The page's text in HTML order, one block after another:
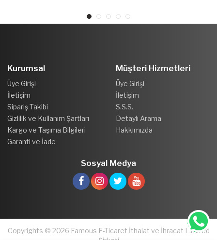
Kurumsal
Üye Girişi
İletişim
Sipariş Takibi
Gizlilik ve Kullanım Şartları
Kargo ve Taşıma Bilgileri
Garanti ve İade
Müşteri Hizmetleri
Üye Girişi
İletişim
S.S.S.
Detaylı Arama
Hakkımızda
Sosyal Medya
Copyrights © 2026 Famous E-Ticaret İthalat ve İhracat Limited